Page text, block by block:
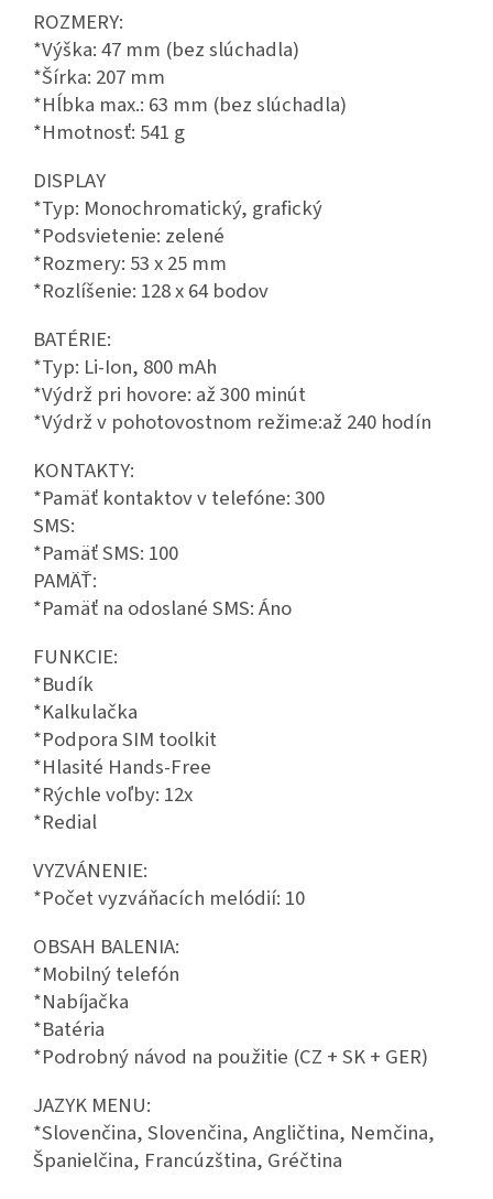
ROZMERY:
*Výška: 47 mm (bez slúchadla)
*Šírka: 207 mm
*Hĺbka max.: 63 mm (bez slúchadla)
*Hmotnosť: 541 g
DISPLAY
*Typ: Monochromatický, grafický
*Podsvietenie: zelené
*Rozmery: 53 x 25 mm
*Rozlíšenie: 128 x 64 bodov
BATÉRIE:
*Typ: Li-Ion, 800 mAh
*Výdrž pri hovore: až 300 minút
*Výdrž v pohotovostnom režime:až 240 hodín
KONTAKTY:
*Pamäť kontaktov v telefóne: 300
SMS:
*Pamäť SMS: 100
PAMÄŤ:
*Pamäť na odoslané SMS: Áno
FUNKCIE:
*Budík
*Kalkulačka
*Podpora SIM toolkit
*Hlasité Hands-Free
*Rýchle voľby: 12x
*Redial
VYZVÁNENIE:
*Počet vyzváňacích melódií: 10
OBSAH BALENIA:
*Mobilný telefón
*Nabíjačka
*Batéria
*Podrobný návod na použitie (CZ + SK + GER)
JAZYK MENU:
*Slovenčina, Slovenčina, Angličtina, Nemčina,
Španielčina, Francúzština, Gréčtina